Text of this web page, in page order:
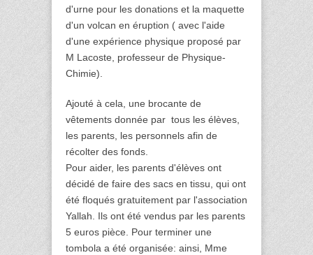
d'urne pour les donations et la maquette
d'un volcan en éruption ( avec l'aide
d'une expérience physique proposé par
M Lacoste, professeur de Physique-
Chimie).
Ajouté à cela, une brocante de
vêtements donnée par  tous les élèves,
les parents, les personnels afin de
récolter des fonds.
Pour aider, les parents d'élèves ont
décidé de faire des sacs en tissu, qui ont
été floqués gratuitement par l'association
Yallah. Ils ont été vendus par les parents
5 euros pièce. Pour terminer une
tombola a été organisée: ainsi, Mme